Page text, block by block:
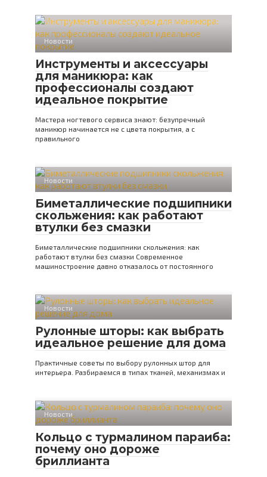
Новости
Инструменты и аксессуары
для маникюра: как
профессионалы создают
идеальное покрытие
Мастера ногтевого сервиса знают: безупречный
маникюр начинается не с цвета покрытия, а с
правильного
Новости
Биметаллические подшипники
скольжения: как работают
втулки без смазки
Биметаллические подшипники скольжения: как
работают втулки без смазки Современное
машиностроение давно отказалось от постоянного
Новости
Рулонные шторы: как выбрать
идеальное решение для дома
Практичные советы по выбору рулонных штор для
интерьера. Разбираемся в типах тканей, механизмах и
Новости
Кольцо с турмалином параиба:
почему оно дороже
бриллианта